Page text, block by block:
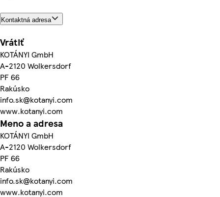
Kontaktná adresa
Vrátiť
KOTÁNYI GmbH
A-2120 Wolkersdorf
PF 66
Rakúsko
info.sk@kotanyi.com
www.kotanyi.com
Meno a adresa
KOTÁNYI GmbH
A-2120 Wolkersdorf
PF 66
Rakúsko
info.sk@kotanyi.com
www.kotanyi.com